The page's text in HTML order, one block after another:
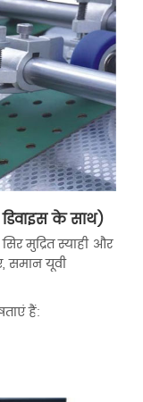
के साथ)
मुद्रित स्याही और
समान यूवी
हैं: